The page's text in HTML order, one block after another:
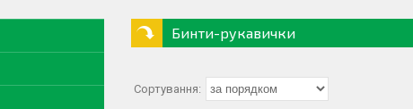
Бинти-рукавички